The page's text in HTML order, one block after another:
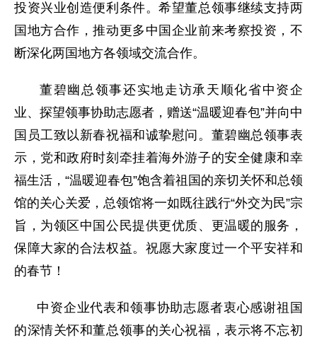
投资兴业创造便利条件。希望董总领事继续支持两
国地方合作，推动更多中国企业前来考察投资，不
断深化两国地方各领域交流合作。
董碧幽总领事还实地走访承天顺化省中资企
业、探望领事协助志愿者，赠送“温暖迎春包”并向中
国员工致以新春祝福和诚挚慰问。董碧幽总领事表
示，党和政府时刻牵挂着海外游子的安全健康和幸
福生活，“温暖迎春包”饱含着祖国的亲切关怀和总领
馆的关心关爱，总领馆将一如既往践行“外交为民”宗
旨，为领区中国公民提供更优质、更温暖的服务，
保障大家的合法权益。祝愿大家度过一个平安祥和
的春节！
中资企业代表和领事协助志愿者衷心感谢祖国
的深情关怀和董总领事的关心祝福，表示将不忘初